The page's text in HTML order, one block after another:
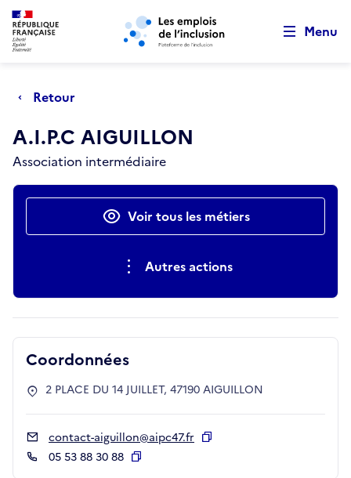
Aller au menu principal Aller au contenu principal
Menu
Retour
A.I.P.C AIGUILLON
Association intermédiaire
Actions rapidesVoir tous les métiers
Autres actions
Coordonnées
2 PLACE DU 14 JUILLET, 47190 AIGUILLON
contact-aiguillon@aipc47.fr
05 53 88 30 88
Retour au début de la page
Panneau de gestion des cookies